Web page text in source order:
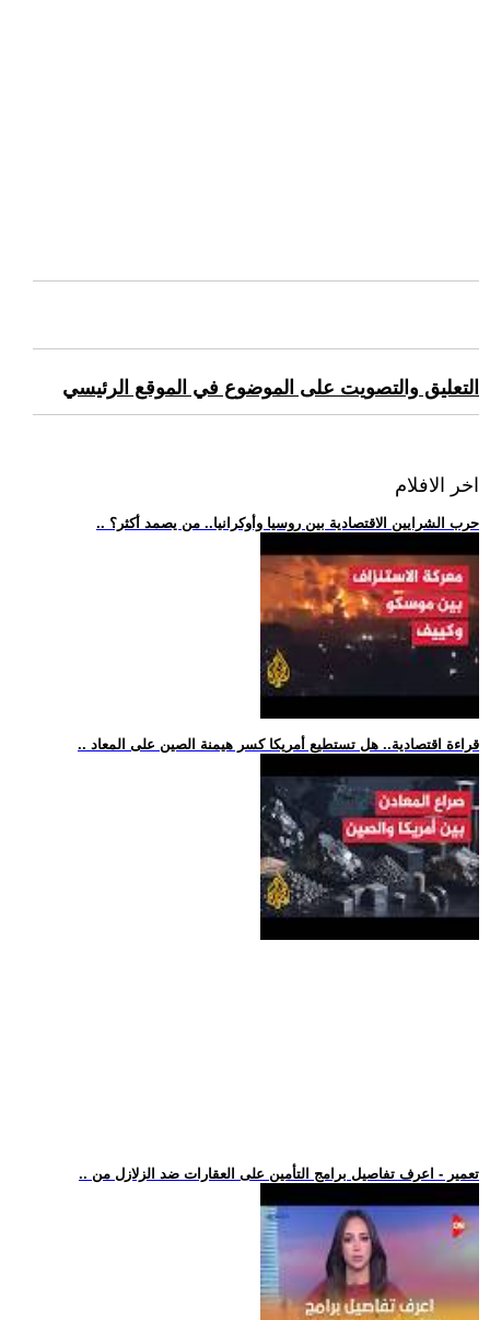
التعليق والتصويت على الموضوع في الموقع الرئيسي
اخر الافلام
.. حرب الشرايين الاقتصادية بين روسيا وأوكرانيا.. من يصمد أكثر؟
.. قراءة اقتصادية.. هل تستطيع أمريكا كسر هيمنة الصين على المعاد
.. تعمير - اعرف تفاصيل برامج التأمين على العقارات ضد الزلازل من